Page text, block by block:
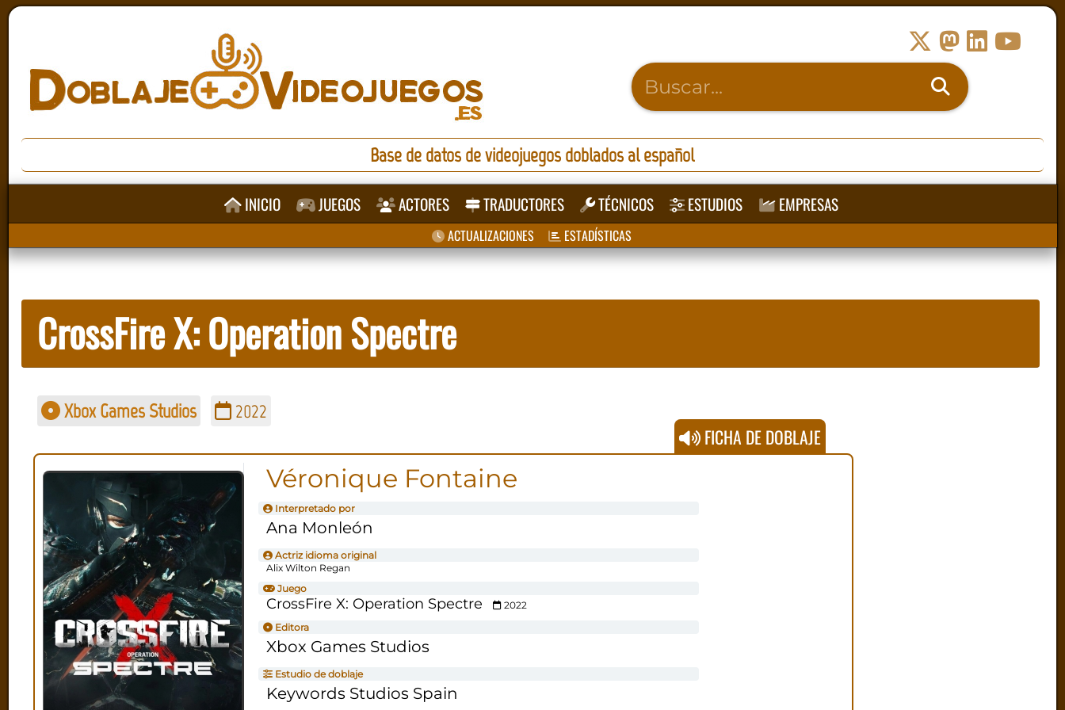
Base de datos de videojuegos doblados al español
INICIO JUEGOS ACTORES TRADUCTORES TÉCNICOS ESTUDIOS EMPRESAS
ACTUALIZACIONES ESTADÍSTICAS
CrossFire X: Operation Spectre
Xbox Games Studios 2022
FICHA DE DOBLAJE
Véronique Fontaine
Interpretado por
Ana Monleón
Actriz idioma original
Alix Wilton Regan
Juego
CrossFire X: Operation Spectre
2022
Editora
Xbox Games Studios
Estudio de doblaje
Keywords Studios Spain